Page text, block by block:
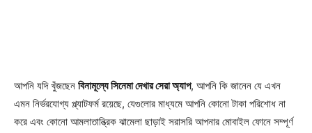
আপনি যদি খুঁজছেন বিনামূল্যে সিনেমা দেখার সেরা অ্যাপ, আপনি কি জানেন যে এখন
এমন নির্ভরযোগ্য প্ল্যাটফর্ম রয়েছে, যেগুলোর মাধ্যমে আপনি কোনো টাকা পরিশোধ না
করে এবং কোনো আমলাতান্ত্রিক ঝামেলা ছাড়াই সরাসরি আপনার মোবাইল ফোনে সম্পূর্ণ